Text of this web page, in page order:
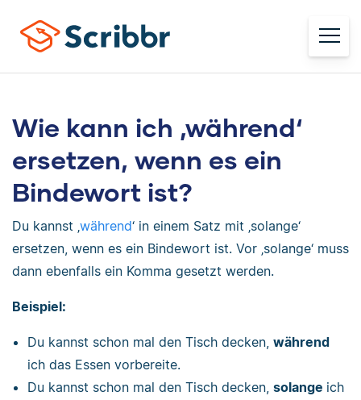
Wie kann ich ‚während‘
ersetzen, wenn es ein
Bindewort ist?
Du kannst ‚während‘ in einem Satz mit ‚solange‘
ersetzen, wenn es ein Bindewort ist. Vor ‚solange‘ muss
dann ebenfalls ein Komma gesetzt werden.
Beispiel:
Du kannst schon mal den Tisch decken,während
ich das Essen vorbereite.
Du kannst schon mal den Tisch decken,solange ich